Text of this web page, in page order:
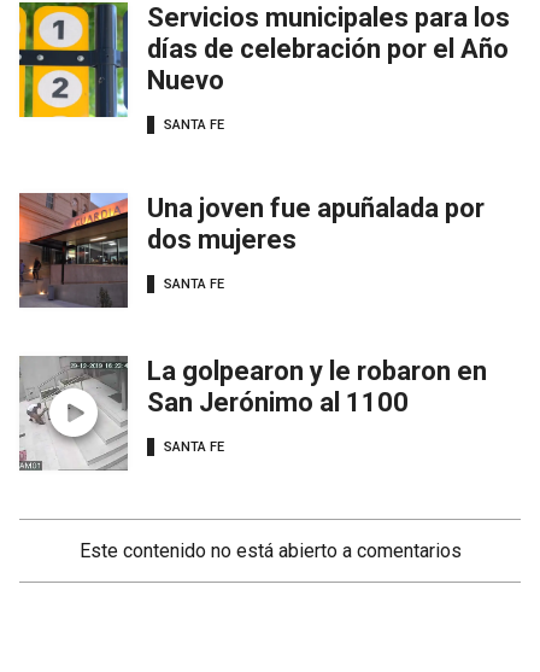
Servicios municipales para los
días de celebración por el Año
Nuevo
SANTA FE
Una joven fue apuñalada por
dos mujeres
SANTA FE
La golpearon y le robaron en
San Jerónimo al 1100
SANTA FE
Este contenido no está abierto a comentarios